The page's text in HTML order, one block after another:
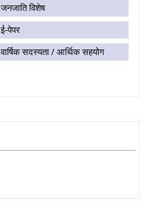
जनजाति विशेष
ई-पेपर
वार्षिक सदस्यता / आर्थिक सहयोग